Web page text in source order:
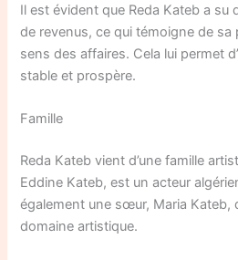
Il est évident que Reda Kateb a su
de revenus, ce qui témoigne de
sens des affaires. Cela lui permet
stable et prospère.
Famille
Reda Kateb vient d’une famille
Eddine Kateb, est un acteur
également une sœur, Maria Kateb,
domaine artistique.